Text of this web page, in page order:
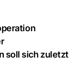
soll sich zuletzt